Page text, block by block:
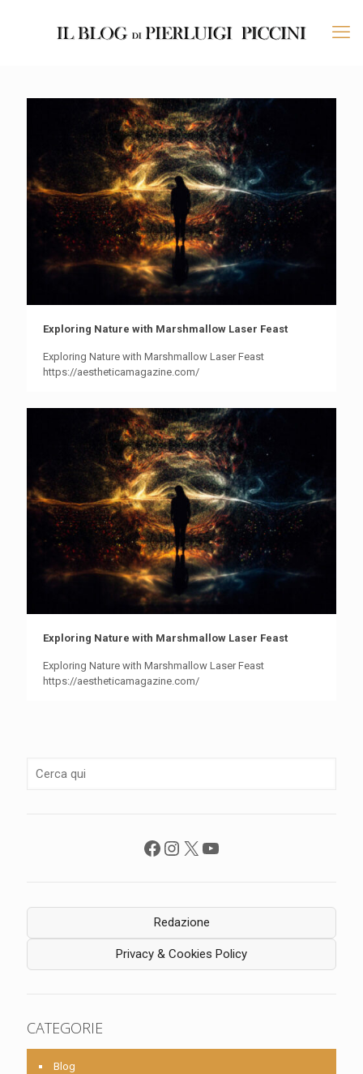
Exploring Nature with Marshmallow Laser Feast
Exploring Nature with Marshmallow Laser Feast
https://aestheticamagazine.com/
Exploring Nature with Marshmallow Laser Feast
Exploring Nature with Marshmallow Laser Feast
https://aestheticamagazine.com/
Facebook
Instagram
X YouTube
Redazione
Privacy & Cookies Policy
CATEGORIE
Blog